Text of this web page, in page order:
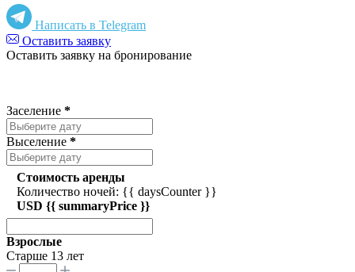
Написать в Telegram
Оставить заявку
Оставить заявку на бронирование
Заселение *
Выселение *
Стоимость аренды
Количество ночей: {{ daysCounter }}
USD {{ summaryPrice }}
Взрослые
Старше 13 лет